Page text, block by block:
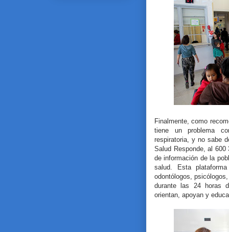
Finalmente, como
tiene un problema
respiratoria, y no sabe
Salud Responde, al
de información de la
salud. Esta
odontólogos,
durante las 24 horas
orientan, apoyan y